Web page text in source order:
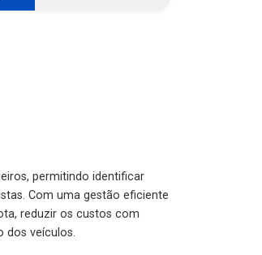
permitindo identificar
Com uma gestão eficiente
reduzir os custos com
veículos.